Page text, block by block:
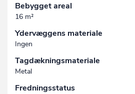
Bebygget areal
16 m²
Ydervæggens materiale
Ingen
Tagdækningsmateriale
Metal
Fredningsstatus